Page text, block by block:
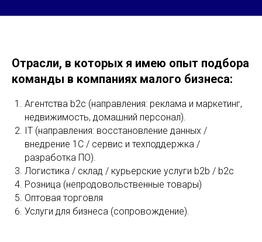
Отрасли, в которых я имею опыт подбора
команды в компаниях малого бизнеса:
Агентства b2c (направления: реклама и маркетинг,
недвижимость, домашний персонал).
IT (направления: восстановление данных /
внедрение 1С / сервис и техподдержка /
разработка ПО).
Логистика / склад / курьерские услуги b2b / b2c
Розница (непродовольственные товары)
Оптовая торговля
Услуги для бизнеса (сопровождение).